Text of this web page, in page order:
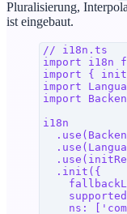
Pluralisierung,
ist eingebaut.
// i18n.ts
import i18n
import {
import
import
i18n
  .
use (
  .
use (
  .
use (
  .
init ({
    ns
: [